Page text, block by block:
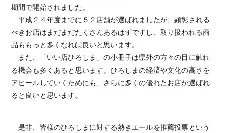
期間で開始されました。
平成２４年度までに５２店舗が選ばれましたが、顕彰される
べきお店はまだまだたくさんあるはずですし、取り扱われる商
品ももっと多くなれば良いと思います。
また、「いい店ひろしま」の小冊子は県外の方々の目に触れ
る機会も多くあると思います。ひろしまの経済や文化の高さを
アピールしていくためにも、さらに多くの優れたお店が選ばれ
ると良いと思います。
是非、皆様のひろしまに対する熱きエールを推薦投票という